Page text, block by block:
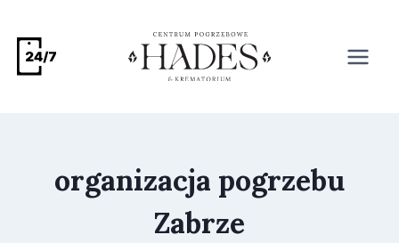
organizacja pogrzebu
Zabrze